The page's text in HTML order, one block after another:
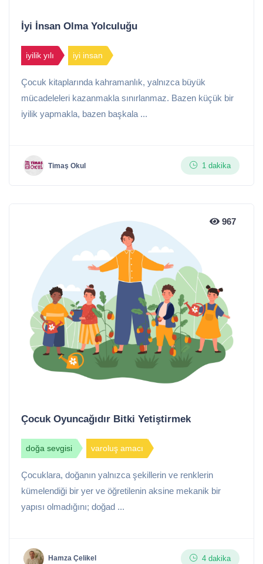
İyi İnsan Olma Yolculuğu
iyilik yılı iyi insan
Çocuk kitaplarında kahramanlık, yalnızca büyük
mücadeleleri kazanmakla sınırlanmaz. Bazen küçük bir
iyilik yapmakla, bazen başkala ...
Timaş Okul 1 dakika
967
Çocuk Oyuncağıdır Bitki Yetiştirmek
doğa sevgisi varoluş amacı
Çocuklara, doğanın yalnızca şekillerin ve renklerin
kümelendiği bir yer ve öğretilenin aksine mekanik bir
yapısı olmadığını; doğad ...
Hamza Çelikel 4 dakika